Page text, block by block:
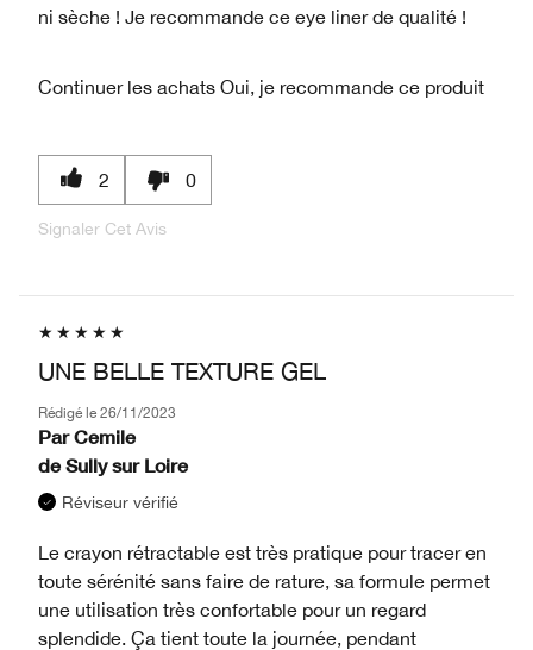
ni sèche ! Je recommande ce eye liner de qualité !
Continuer les achats Oui, je recommande ce produit
2 0
Signaler Cet Avis
UNE BELLE TEXTURE GEL
Rédigé le 26/11/2023
Par Cemile
de Sully sur Loire
Réviseur vérifié
Le crayon rétractable est très pratique pour tracer en
toute sérénité sans faire de rature, sa formule permet
une utilisation très confortable pour un regard
splendide. Ça tient toute la journée, pendant